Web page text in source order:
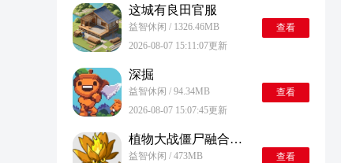
这城有良田官服
益智休闲 / 1326.46MB
2026-08-07 15:11:07更新
查看
深掘
益智休闲 / 94.34MB
2026-08-07 15:07:45更新
查看
植物大战僵尸融合版最新版
益智休闲 / 473MB
查看